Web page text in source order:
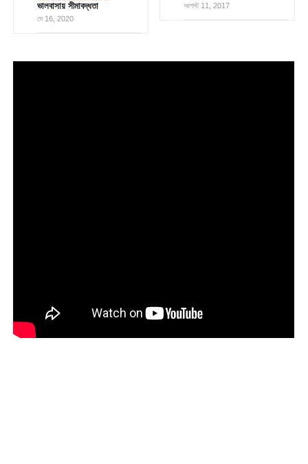
ভালবাসায় সীমাবদ্ধতা
মে 16, 2020
আগস্ট 11, 2017